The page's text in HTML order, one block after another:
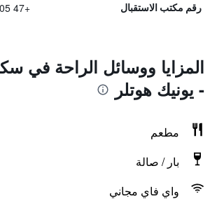
رقم مكتب الاستقبال +47 3205 5000
المزايا ووسائل الراحة في
- يونيك هوتلر
مطعم
بار / صالة
واي فاي مجاني